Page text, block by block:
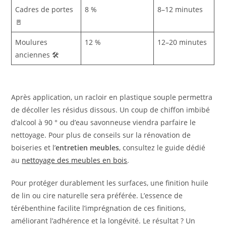
Cadres de portes
🚪
8 % 8–12 minutes
Moulures
anciennes 🛠️
12 % 12–20 minutes
Après application, un racloir en plastique souple permettra
de décoller les résidus dissous. Un coup de chiffon imbibé
d’alcool à 90 ° ou d’eau savonneuse viendra parfaire le
nettoyage. Pour plus de conseils sur la rénovation de
boiseries et l’entretien meubles, consultez le guide dédié
au nettoyage des meubles en bois.
Pour protéger durablement les surfaces, une finition huile
de lin ou cire naturelle sera préférée. L’essence de
térébenthine facilite l’imprégnation de ces finitions,
améliorant l’adhérence et la longévité. Le résultat ? Un